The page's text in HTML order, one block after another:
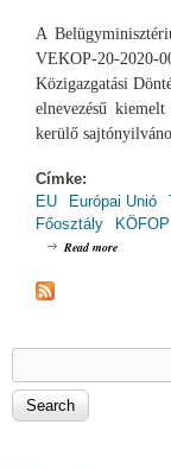
A
VEKOP-20-
Közigazgatási
elnevezésű
kerülő
Címke:
EU
Európai Unió
Főosztály
KÖFOP
Read more
SEARCH FORM